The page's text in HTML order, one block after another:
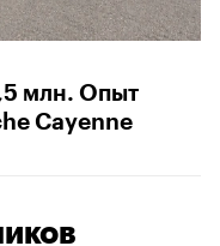
млн. Опыт
Cayenne